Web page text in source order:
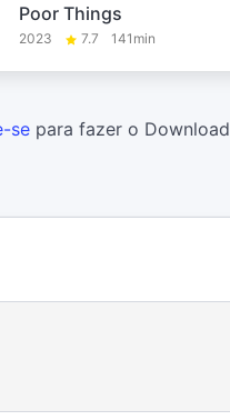
Poor Things
2023 7.7 141min
se para fazer o Download